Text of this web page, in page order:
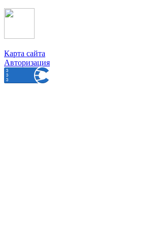
Карта сайта
Авторизация